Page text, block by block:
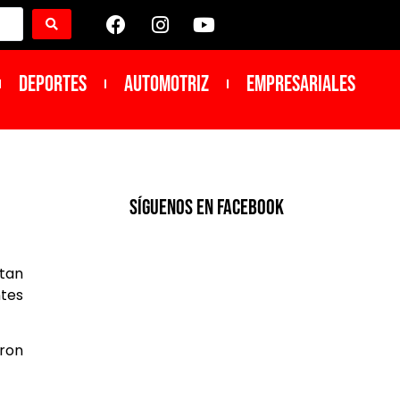
DEPORTES Automotriz Empresariales
SíGUENOS EN FACEBOOK